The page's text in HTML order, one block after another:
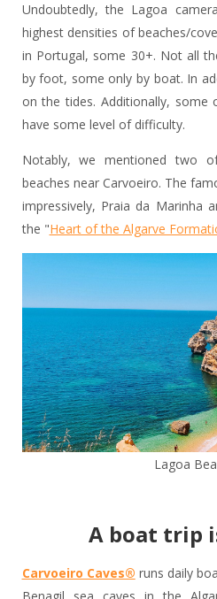
Undoubtedly, the Lagoa
highest densities of beaches/
in Portugal, some 30+. Not all
by foot, some only by boat. In
on the tides. Additionally,
have some level of difficulty.
Notably, we mentioned two
beaches near Carvoeiro. The
impressively, Praia da Marinha
the "Heart of the Algarve
Lagoa
A boat trip
Carvoeiro Caves® runs daily
Benagil sea caves in the